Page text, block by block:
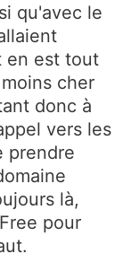
qu'avec le
en est tout
cher
donc à
vers les
prendre
là,
pour